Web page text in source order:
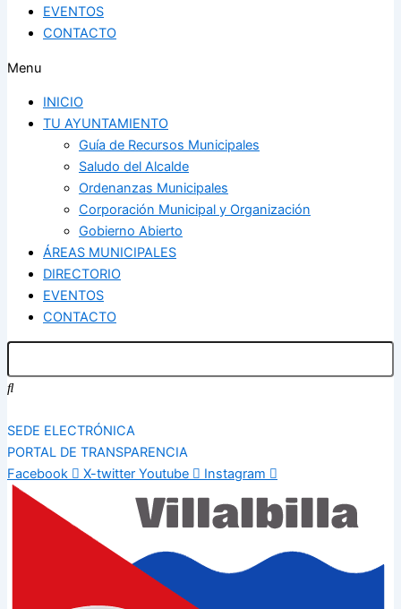
EVENTOS
CONTACTO
Menu
INICIO
TU AYUNTAMIENTO
Guía de Recursos Municipales
Saludo del Alcalde
Ordenanzas Municipales
Corporación Municipal y Organización
Gobierno Abierto
ÁREAS MUNICIPALES
DIRECTORIO
EVENTOS
CONTACTO
SEDE ELECTRÓNICA
PORTAL DE TRANSPARENCIA
Facebook
X-twitter Youtube Instagram